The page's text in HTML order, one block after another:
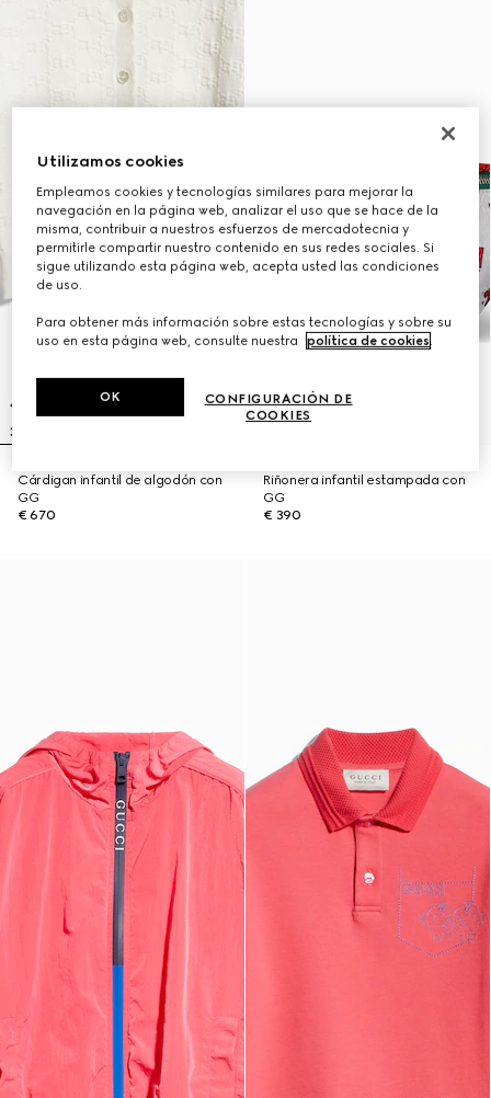
Cárdigan infantil de algodón con
GG
€ 670
Riñonera infantil estampada con
GG
€ 390
Utilizamos cookies
Empleamos cookies y tecnologías similares para mejorar la
navegación en la página web, analizar el uso que se hace de la
misma, contribuir a nuestros esfuerzos de mercadotecnia y
permitirle compartir nuestro contenido en sus redes sociales. Si
sigue utilizando esta página web, acepta usted las condiciones
de uso.
Para obtener más información sobre estas tecnologías y sobre su
uso en esta página web, consulte nuestra
política de cookies.
CONFIGURACIÓN DE
COOKIES
OK